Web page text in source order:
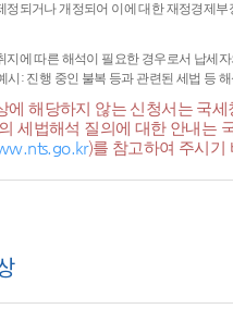
정되거나 개정되어 이에 대한 재정경제부
지에 따른 해석이 필요한 경우로서 납세
시: 진행 중인 불복 등과 관련된 세법 등
에 해당하지 않는 신청서는 국세
세법해석 질의에 대한 안내는
)를 참고하여 주시기